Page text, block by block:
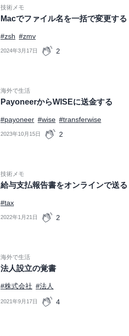
技術メモ
Macでファイル名を一括で変更する
#zsh #zmv
2024年3月17日 2
海外で生活
PayoneerからWISEに送金する
#payoneer #wise #transferwise
2023年10月15日 2
技術メモ
給与支払報告書をオンラインで送る
#tax
2022年1月21日 2
海外で生活
法人設立の覚書
#株式会社 #法人
2021年9月17日 4